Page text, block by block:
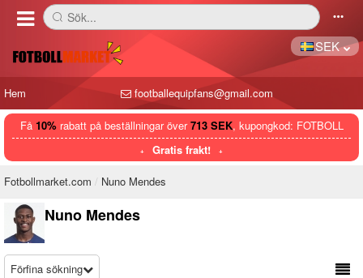
󰅼 Sök... 󰄒
SEK
Hem footballequipfans@gmail.com
Få 10%rabatt på beställningar över713 SEK, kupongkod: FOTBOLL
Gratis frakt!
Fotbollmarket.com Nuno Mendes
Nuno Mendes
Förfina sökning